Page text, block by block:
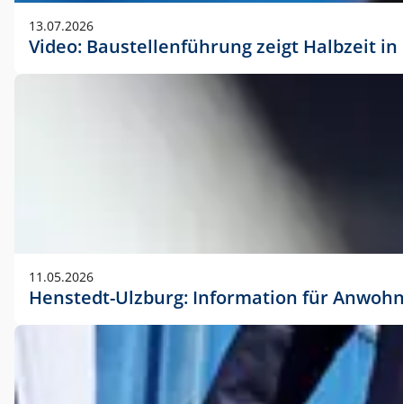
13.07.2026
Video: Baustellenführung zeigt Halbzeit
11.05.2026
Henstedt-Ulzburg: Information für